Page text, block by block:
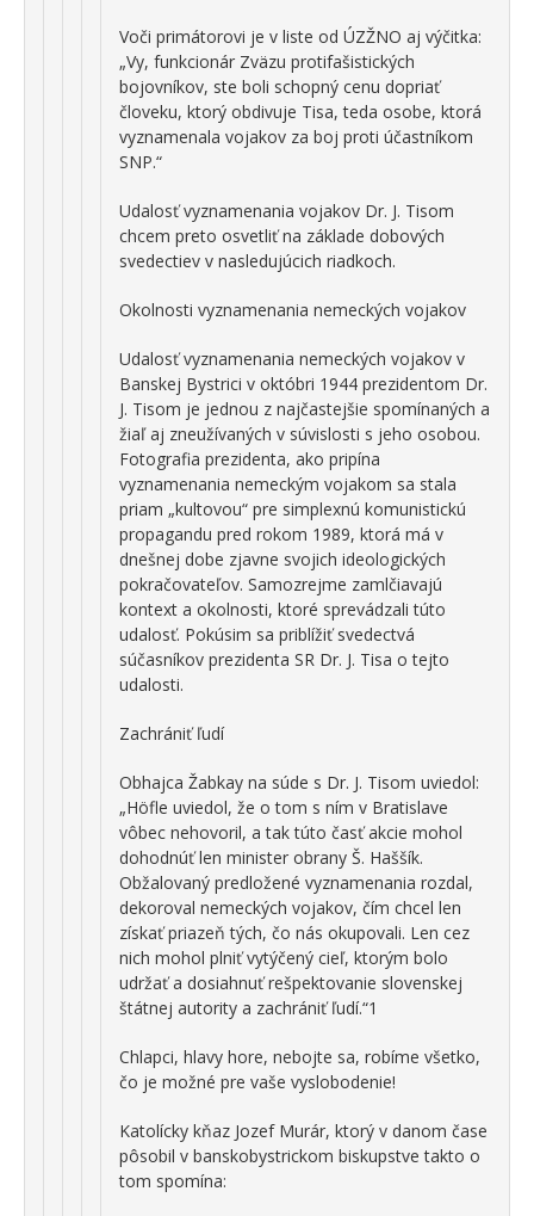
Voči primátorovi je v liste od ÚZŽNO aj výčitka:
„Vy, funkcionár Zväzu protifašistických
bojovníkov, ste boli schopný cenu dopriať
človeku, ktorý obdivuje Tisa, teda osobe, ktorá
vyznamenala vojakov za boj proti účastníkom
SNP.“
Udalosť vyznamenania vojakov Dr. J. Tisom
chcem preto osvetliť na základe dobových
svedectiev v nasledujúcich riadkoch.
Okolnosti vyznamenania nemeckých vojakov
Udalosť vyznamenania nemeckých vojakov v
Banskej Bystrici v októbri 1944 prezidentom Dr.
J. Tisom je jednou z najčastejšie spomínaných a
žiaľ aj zneužívaných v súvislosti s jeho osobou.
Fotografia prezidenta, ako pripína
vyznamenania nemeckým vojakom sa stala
priam „kultovou“ pre simplexnú komunistickú
propagandu pred rokom 1989, ktorá má v
dnešnej dobe zjavne svojich ideologických
pokračovateľov. Samozrejme zamlčiavajú
kontext a okolnosti, ktoré sprevádzali túto
udalosť. Pokúsim sa priblížiť svedectvá
súčasníkov prezidenta SR Dr. J. Tisa o tejto
udalosti.
Zachrániť ľudí
Obhajca Žabkay na súde s Dr. J. Tisom uviedol:
„Höfle uviedol, že o tom s ním v Bratislave
vôbec nehovoril, a tak túto časť akcie mohol
dohodnúť len minister obrany Š. Haššík.
Obžalovaný predložené vyznamenania rozdal,
dekoroval nemeckých vojakov, čím chcel len
získať priazeň tých, čo nás okupovali. Len cez
nich mohol plniť vytýčený cieľ, ktorým bolo
udržať a dosiahnuť rešpektovanie slovenskej
štátnej autority a zachrániť ľudí.“1
Chlapci, hlavy hore, nebojte sa, robíme všetko,
čo je možné pre vaše vyslobodenie!
Katolícky kňaz Jozef Murár, ktorý v danom čase
pôsobil v banskobystrickom biskupstve takto o
tom spomína: